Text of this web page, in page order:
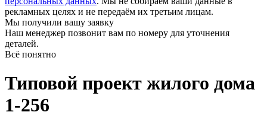
рекламных целях и не передаём их третьим лицам.
Мы получили вашу заявку
Наш менеджер позвонит вам по номеру для уточнения
деталей.
Всё понятно
Типовой проект жилого дома
1-256